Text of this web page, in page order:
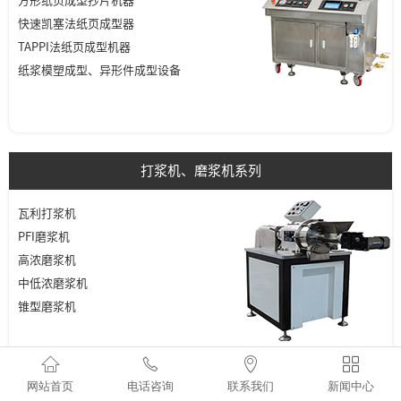
快速凯塞法纸页成型器
TAPPI法纸页成型机器
纸浆模塑成型、异形件成型设备
打浆机、磨浆机系列
瓦利打浆机
PFI磨浆机
高浓磨浆机
中低浓磨浆机
锥型磨浆机

网站首页

电话咨询

联系我们

新闻中心